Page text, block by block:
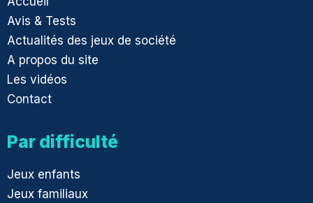
Avis & Tests
Actualités des jeux de société
A propos du site
Les vidéos
Contact
Par difficulté
Jeux enfants
Jeux familiaux